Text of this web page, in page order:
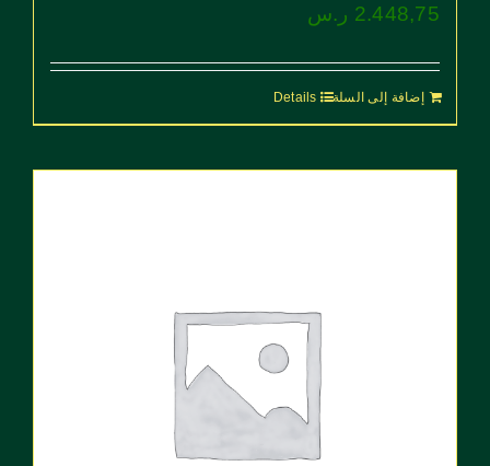
2.448,75 ر.س
إضافة إلى السلة Details